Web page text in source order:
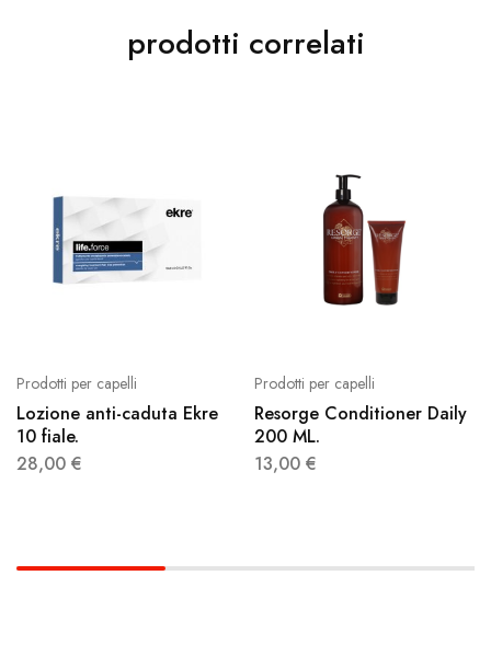
prodotti correlati
Prodotti per capelli
Lozione anti-caduta Ekre
10 fiale.
28,00 €
Prodotti per capelli
Resorge Conditioner Daily
200 ML.
13,00 €